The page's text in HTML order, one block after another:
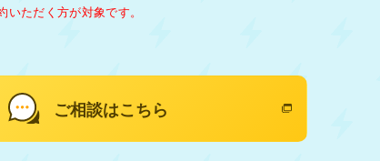
ただく方が対象です。
ご相談はこちら